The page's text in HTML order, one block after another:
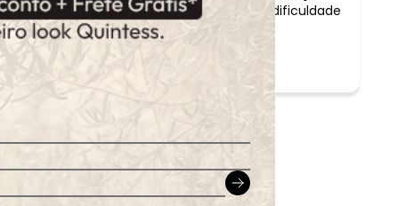
fosse mais cumprida. Sou alta 1,77 e tenho dificuldade
em achar calças boas.